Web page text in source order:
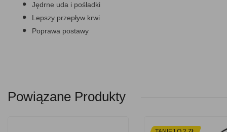
Jędrne uda i pośladki
Lepszy przepływ krwi
Poprawa postawy
Powiązane Produkty